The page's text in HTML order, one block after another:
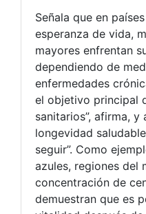
Señala que en
esperanza de vida,
mayores enfrentan
dependiendo de
enfermedades
el objetivo principal
sanitarios”, afirma, y
longevidad
seguir”. Como
azules, regiones del
concentración de
demuestran que es